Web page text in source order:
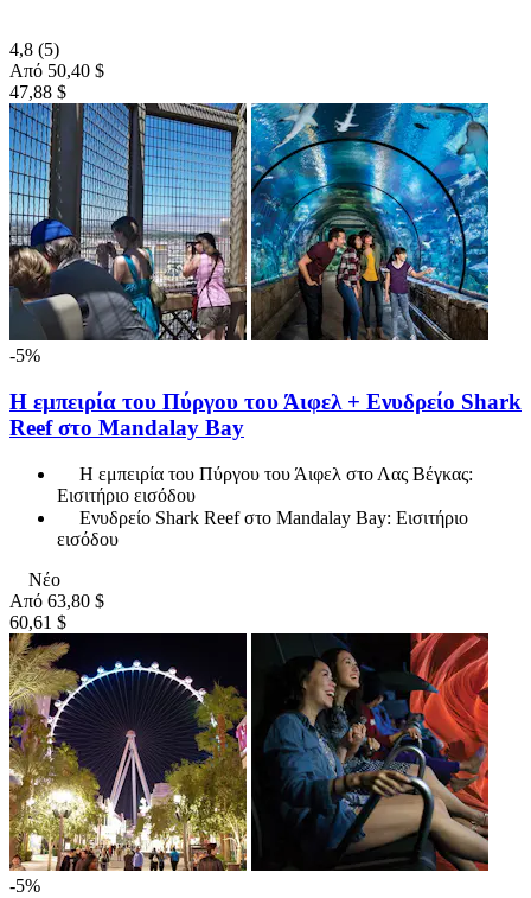
4,8 (5)
Από 50,40 $
47,88 $
-5%
Η εμπειρία του Πύργου του Άιφελ + Ενυδρείο Shark
Reef στο Mandalay Bay
Η εμπειρία του Πύργου του Άιφελ στο Λας Βέγκας:
Εισιτήριο εισόδου
Ενυδρείο Shark Reef στο Mandalay Bay: Εισιτήριο
εισόδου
Νέο
Από 63,80 $
60,61 $
-5%